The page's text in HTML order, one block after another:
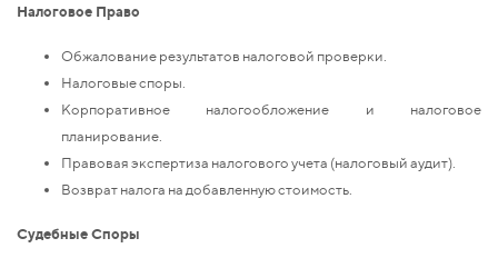
Налоговое Право
Обжалование результатов налоговой проверки.
Налоговые споры.
Корпоративное налогообложение и налоговое
планирование.
Правовая экспертиза налогового учета (налоговый аудит).
Возврат налога на добавленную стоимость.
Судебные Споры